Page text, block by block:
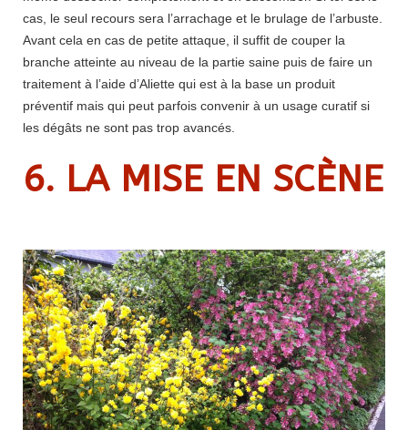
cas, le seul recours sera l’arrachage et le brulage de l’arbuste.
Avant cela en cas de petite attaque, il suffit de couper la
branche atteinte au niveau de la partie saine puis de faire un
traitement à l’aide d’Aliette qui est à la base un produit
préventif mais qui peut parfois convenir à un usage curatif si
les dégâts ne sont pas trop avancés.
6. LA MISE EN SCÈNE